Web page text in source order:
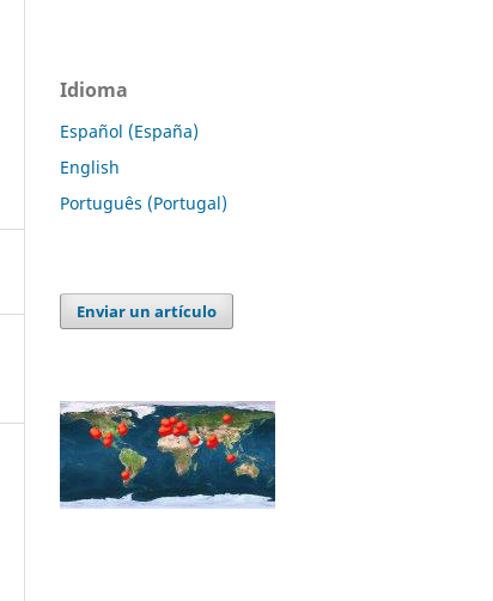
Idioma
Español (España)
English
Português (Portugal)
Enviar un artículo